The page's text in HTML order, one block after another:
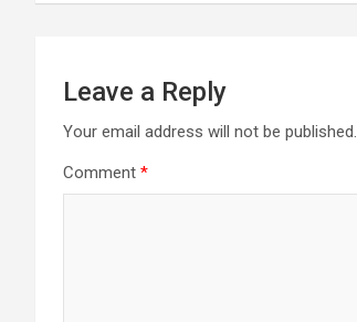
Leave a Reply
Your email address will not be published.
Comment *